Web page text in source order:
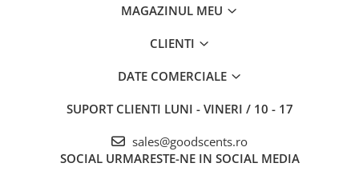
MAGAZINUL MEU
CLIENTI
DATE COMERCIALE
SUPORT CLIENTI LUNI - VINERI / 10 - 17
sales@goodscents.ro
SOCIAL URMARESTE-NE IN SOCIAL MEDIA